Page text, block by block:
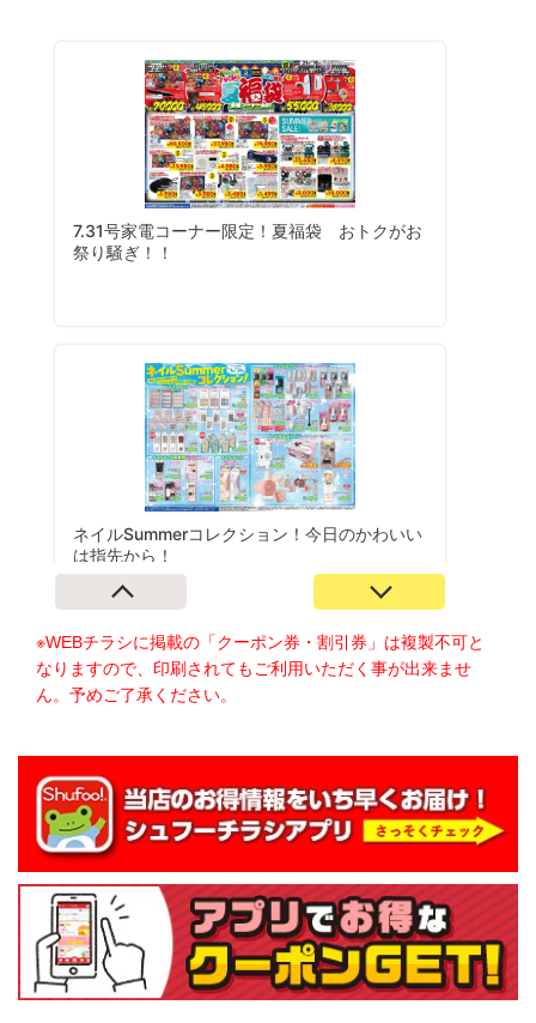
※WEBチラシに掲載の「クーポン券・割引券」は複製不可と
なりますので、印刷されてもご利用いただく事が出来ませ
ん。予めご了承ください。